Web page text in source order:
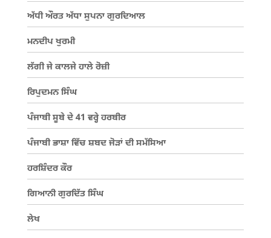
ਅੱਧੀ ਔਰਤ ਅੱਧਾ ਸੁਪਨਾ ਗੁਰਦਿਆਲ
ਮਨਦੀਪ ਖੁਰਮੀ
ਲੱਗੀ ਜੇ ਕਾਲਜੇ ਹਾਲੇ ਰੋਜ਼ੀ
ਰਿਪੁਦਮਨ ਸਿੰਘ
ਪੰਜਾਬੀ ਸੂਬੇ ਦੇ 41 ਵਰ੍ਹੇ ਹਰਬੀਰ
ਪੰਜਾਬੀ ਭਾਸ਼ਾ ਵਿੱਚ ਸ਼ਬਦ ਜੋੜਾਂ ਦੀ ਸਮੱਸਿਆ
ਹਰਸ਼ਿੰਦਰ ਕੌਰ
ਗਿਆਨੀ ਗੁਰਦਿੱਤ ਸਿੰਘ
ਲੇਖ